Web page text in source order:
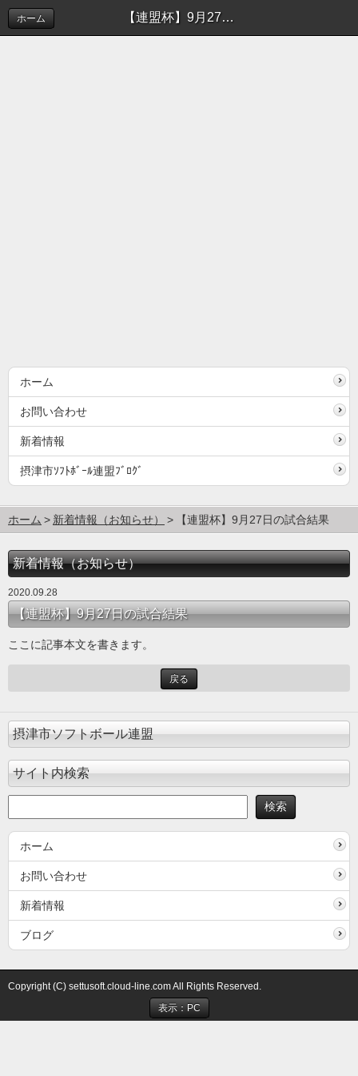
【連盟杯】9月27日の試合結果 | 新着情報（お知らせ）
ホーム
ホーム
お問い合わせ
新着情報
摂津市ｿﾌﾄﾎﾞｰﾙ連盟ﾌﾞﾛｸﾞ
ホーム 新着情報（お知らせ） 【連盟杯】9月27日の試合結果
新着情報（お知らせ）
2020.09.28
【連盟杯】9月27日の試合結果
ここに記事本文を書きます。
戻る
摂津市ソフトボール連盟
サイト内検索
ホーム
お問い合わせ
新着情報
ブログ
Copyright (C) settusoft.cloud-line.com All Rights Reserved.
表示：PC